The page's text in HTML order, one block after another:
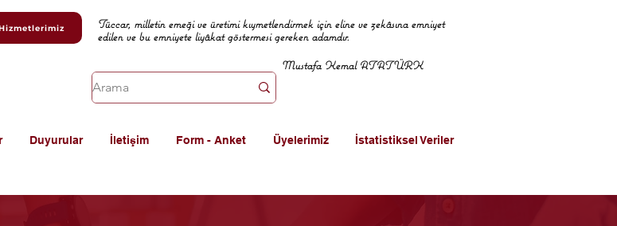
Tüccar, milletin emeği ve üretimi kıymetlendirmek için eline ve zekâsına emniyet
edilen ve bu emniyete liyâkat göstermesi gereken adamdır.
Mustafa Kemal ATATÜRK
Duyurular İletişim Form - Anket Üyelerimiz İstatistiksel Veriler